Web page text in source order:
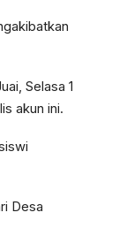
Selasa 1
akun ini.
Desa